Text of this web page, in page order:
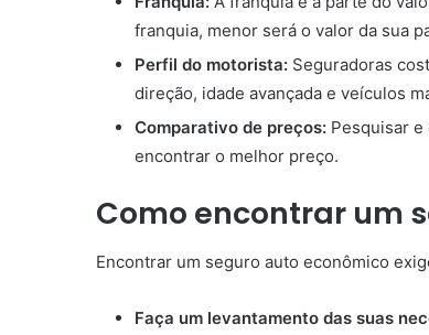
franquia, menor será o valor da sua
Perfil do motorista: Seguradoras
direção, idade avançada e veículos
Comparativo de preços: Pesquisar
encontrar o melhor preço.
Como encontrar um
Encontrar um seguro auto econômico
Faça um levantamento das suas